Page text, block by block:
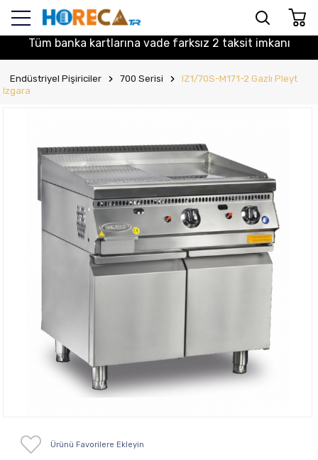
Tüm banka kartlarına vade farksız 2 taksit imkanı
Endüstriyel Pişiriciler 700 Serisi
IZ1/70S-M171-2 Gazlı Pleyt
Izgara
Ürünü Favorilere Ekleyin